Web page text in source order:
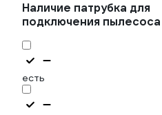
Наличие патрубка для
подключения пылесоса
есть